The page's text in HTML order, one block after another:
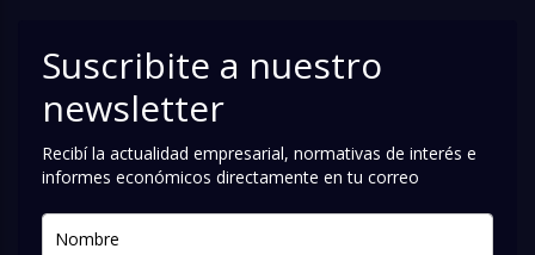
Suscribite a nuestro
newsletter
Recibí la actualidad empresarial, normativas de interés e
informes económicos directamente en tu correo